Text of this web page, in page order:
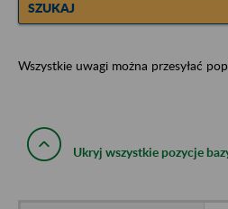
SZUKAJ
Wszystkie uwagi można przesyłać
Ukryj wszystkie pozycje